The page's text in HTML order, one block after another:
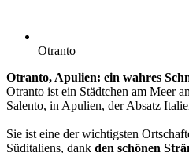
Otranto
Otranto, Apulien: ein wahres
Otranto ist ein Städtchen am Meer
Salento, in Apulien, der Absatz
Sie ist eine der wichtigsten
Süditaliens, dank den schönen